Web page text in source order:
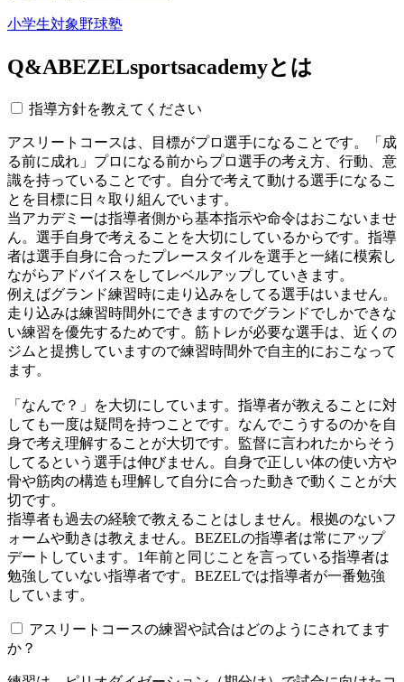
小学生対象野球塾
Q&ABEZELsportsacademyとは
指導方針を教えてください
アスリートコースは、目標がプロ選手になることです。「成
る前に成れ」プロになる前からプロ選手の考え方、行動、意
識を持っていることです。自分で考えて動ける選手になるこ
とを目標に日々取り組んでいます。
当アカデミーは指導者側から基本指示や命令はおこないませ
ん。選手自身で考えることを大切にしているからです。指導
者は選手自身に合ったプレースタイルを選手と一緒に模索し
ながらアドバイスをしてレベルアップしていきます。
例えばグランド練習時に走り込みをしてる選手はいません。
走り込みは練習時間外にできますのでグランドでしかできな
い練習を優先するためです。筋トレが必要な選手は、近くの
ジムと提携していますので練習時間外で自主的におこなって
ます。
「なんで？」を大切にしています。指導者が教えることに対
しても一度は疑問を持つことです。なんでこうするのかを自
身で考え理解することが大切です。監督に言われたからそう
してるという選手は伸びません。自身で正しい体の使い方や
骨や筋肉の構造も理解して自分に合った動きで動くことが大
切です。
指導者も過去の経験で教えることはしません。根拠のないフ
ォームや動きは教えません。BEZELの指導者は常にアップ
デートしています。1年前と同じことを言っている指導者は
勉強していない指導者です。BEZELでは指導者が一番勉強
しています。
アスリートコースの練習や試合はどのようにされてます
か？